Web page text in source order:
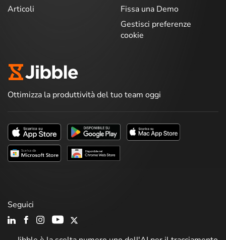
Articoli
Fissa una Demo
Gestisci preferenze
cookie
Ottimizza la produttività del tuo team oggi
Seguici